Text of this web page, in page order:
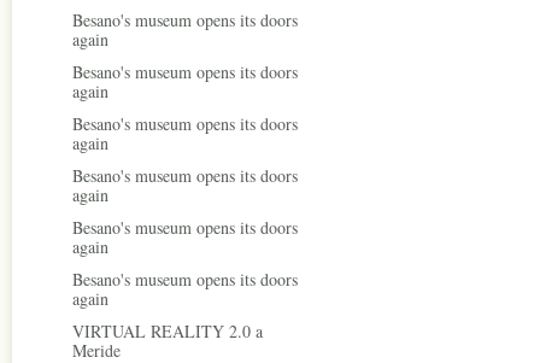
Besano's museum opens its doors
again
Besano's museum opens its doors
again
Besano's museum opens its doors
again
Besano's museum opens its doors
again
Besano's museum opens its doors
again
Besano's museum opens its doors
again
VIRTUAL REALITY 2.0 a
Meride